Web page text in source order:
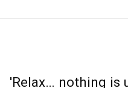
'Relax… nothing is